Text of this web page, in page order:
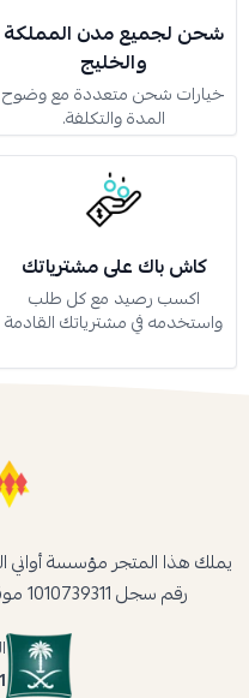
شحن لجميع مدن المملكة
والخليج
خيارات شحن متعددة مع وضوح
المدة والتكلفة.
كاش باك على مشترياتك
اكسب رصيد مع كل طلب
واستخدمه في مشترياتك القادمة
يملك هذا المتجر مؤسسة
رقم سجل 1010739311 موقع مواعين لجملة الاواني المنزلية